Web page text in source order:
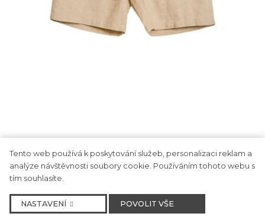
Tento web používá k poskytování služeb, personalizaci reklam a
analýze návštěvnosti soubory cookie. Používáním tohoto webu s
tím souhlasíte.
NASTAVENÍ POVOLIT VŠE